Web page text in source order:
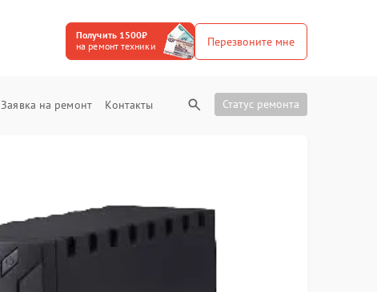
Получить 1500₽
на ремонт техники
Перезвоните мне
Заявка на ремонт Контакты Статус ремонта